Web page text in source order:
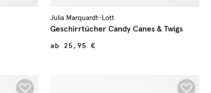
Julia Marquardt-Lott
Geschirrtücher Candy Canes & Twigs
ab 25,95 €